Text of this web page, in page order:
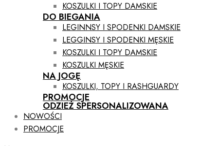
KOSZULKI I TOPY DAMSKIE
DO BIEGANIA
LEGINNSY I SPODENKI DAMSKIE
LEGGINSY I SPODENKI MĘSKIE
KOSZULKI I TOPY DAMSKIE
KOSZULKI MĘSKIE
NA JOGĘ
KOSZULKI, TOPY I RASHGUARDY
PROMOCJE
ODZIEŻ SPERSONALIZOWANA
NOWOŚCI
PROMOCJE